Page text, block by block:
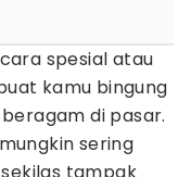
spesial atau
kamu bingung
di pasar.
sering